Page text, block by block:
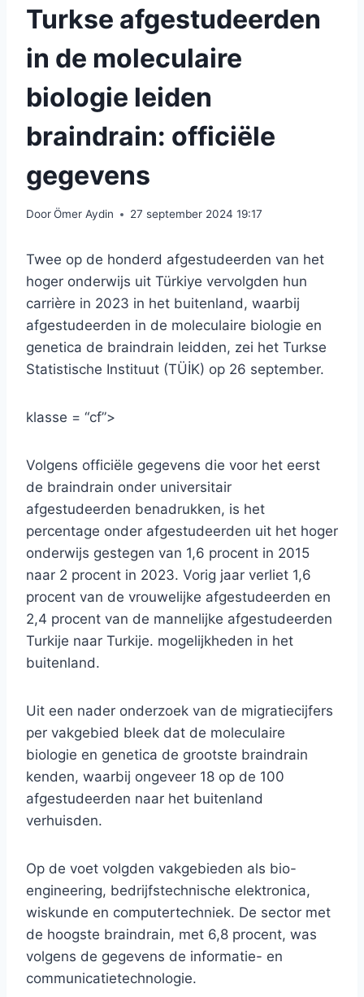
Turkse afgestudeerden
in de moleculaire
biologie leiden
braindrain: officiële
gegevens
DoorÖmer Aydin 27 september 2024 19:17
Twee op de honderd afgestudeerden van het
hoger onderwijs uit Türkiye vervolgden hun
carrière in 2023 in het buitenland, waarbij
afgestudeerden in de moleculaire biologie en
genetica de braindrain leidden, zei het Turkse
Statistische Instituut (TÜİK) op 26 september.
klasse = “cf”>
Volgens officiële gegevens die voor het eerst
de braindrain onder universitair
afgestudeerden benadrukken, is het
percentage onder afgestudeerden uit het hoger
onderwijs gestegen van 1,6 procent in 2015
naar 2 procent in 2023. Vorig jaar verliet 1,6
procent van de vrouwelijke afgestudeerden en
2,4 procent van de mannelijke afgestudeerden
Turkije naar Turkije. mogelijkheden in het
buitenland.
Uit een nader onderzoek van de migratiecijfers
per vakgebied bleek dat de moleculaire
biologie en genetica de grootste braindrain
kenden, waarbij ongeveer 18 op de 100
afgestudeerden naar het buitenland
verhuisden.
Op de voet volgden vakgebieden als bio-
engineering, bedrijfstechnische elektronica,
wiskunde en computertechniek. De sector met
de hoogste braindrain, met 6,8 procent, was
volgens de gegevens de informatie- en
communicatietechnologie.